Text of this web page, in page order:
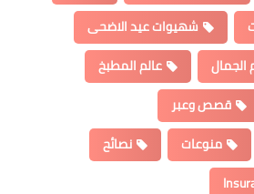
شهيوات عيد الاضحى
الجمال
عالم المطبخ
قصص وعبر
منوعات
نصائح